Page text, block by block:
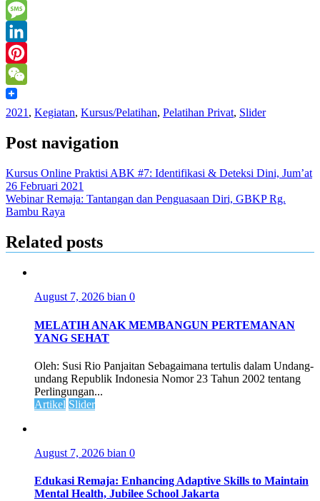
Mail
Print
Message
LinkedIn
Pinterest
WeChat
2021 , Kegiatan, Kursus/Pelatihan, Pelatihan Privat, Slider
Post navigation
Kursus Online Praktisi ABK #7: Identifikasi & Deteksi Dini, Jum’at
26 Februari 2021
Webinar Remaja: Tantangan dan Penguasaan Diri, GBKP Rg.
Bambu Raya
Related posts
August 7, 2026 bian 0
MELATIH ANAK MEMBANGUN PERTEMANAN
YANG SEHAT
Oleh: Susi Rio Panjaitan Sebagaimana tertulis dalam Undang-
undang Republik Indonesia Nomor 23 Tahun 2002 tentang
Perlingungan...
Artikel Slider
August 7, 2026 bian 0
Edukasi Remaja: Enhancing Adaptive Skills to Maintain
Mental Health, Jubilee School Jakarta